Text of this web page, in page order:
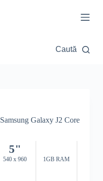
Caută
Samsung Galaxy J2 Core
5"
540 x 960 1GB RAM